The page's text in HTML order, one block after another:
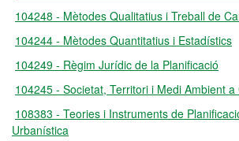
104248 - Mètodes Qualitatius i Treball de
104244 - Mètodes Quantitatius i Estadístics
104249 - Règim Jurídic de la Planificació
104245 - Societat, Territori i Medi Ambient a
108383 - Teories i Instruments de
Urbanística